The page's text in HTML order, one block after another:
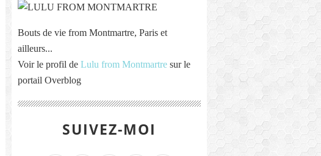
Bouts de vie from Montmartre, Paris et
ailleurs...
Voir le profil de Lulu from Montmartre sur le
portail Overblog
SUIVEZ-MOI